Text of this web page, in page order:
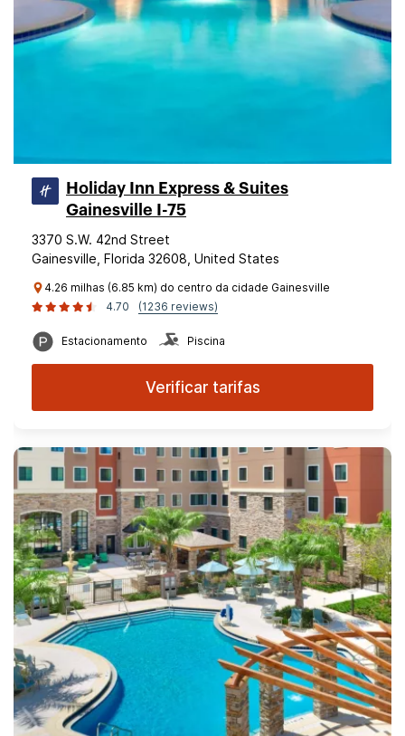
Holiday Inn Express & Suites
Gainesville I-75
3370 S.W. 42nd Street
Gainesville, Florida 32608, United States
4.26 milhas (6.85 km) do centro da cidade Gainesville
4.70
(1236 reviews)
Estacionamento Piscina
Verificar tarifas